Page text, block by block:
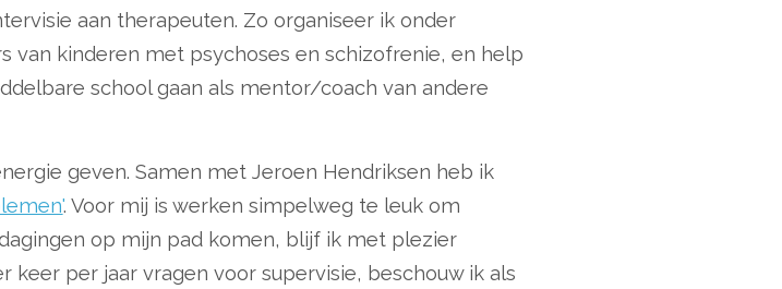
aan therapeuten. Zo organiseer ik onder
van kinderen met psychoses en schizofrenie, en help
school gaan als mentor/coach van andere
geven. Samen met Jeroen Hendriksen heb ik
. Voor mij is werken simpelweg te leuk om
op mijn pad komen, blijf ik met plezier
keer per jaar vragen voor supervisie, beschouw ik als